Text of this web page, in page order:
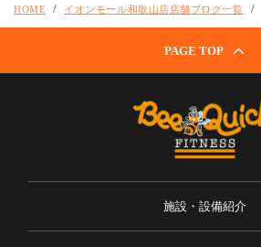
HOME イオンモール和歌山店店舗ブログ一覧
PAGE TOP
施設・設備紹介